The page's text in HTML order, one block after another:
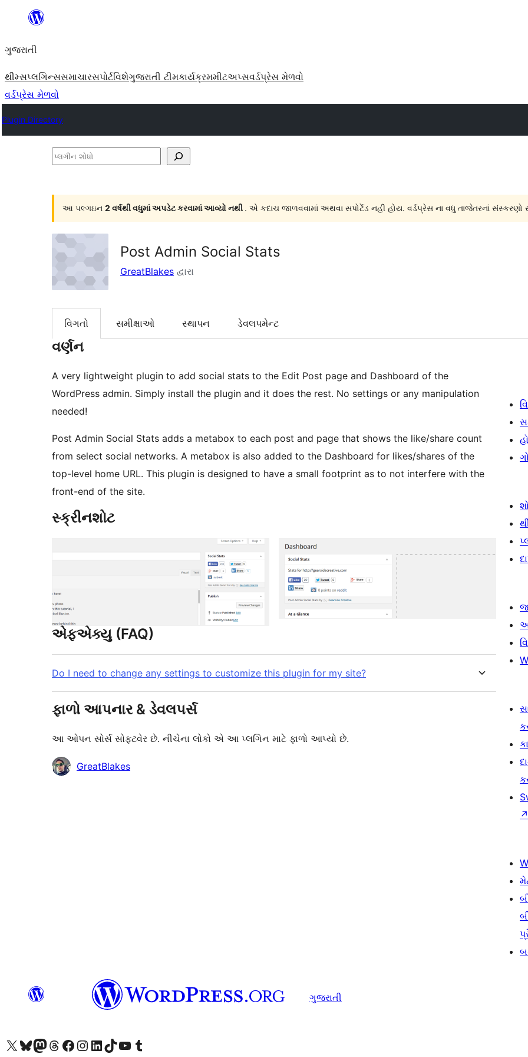
કંટેન્ટ(લખાણ)
જાઓ
ગુજરાતી
થીમ્સપ્લગિન્સસમાચારસપોર્ટવિશેગુજરાતી ટીમકાર્યક્રમમીટઅપ્સવર્ડપ્રેસ મેળવો
વર્ડપ્રેસ મેળવો
Plugin Directory
પ્લગીન
આ પલ્ગઇન 2 વર્ષથી વધુમાં અપડેટ કરવામાં આવ્યો નથી . એ કદાચ જાળવવામાં અથવા સપોર્ટેડ નહી હોય. વર્ડપ્રેસ ના વધુ તાજેતરનાં
Post Admin Social Stats
GreatBlakes દ્વારા
વિગતો સમીક્ષાઓ સ્થાપન ડેવલપમેન્ટ
વર્ણન
A very lightweight plugin to add social stats to the Edit Post page and Dashboard of the
WordPress admin. Simply install the plugin and it does the rest. No settings or any manipulation
needed!
Post Admin Social Stats adds a metabox to each post and page that shows the like/share count
from select social networks. A metabox is also added to the Dashboard for likes/shares of the
top-level home URL. This plugin is designed to have a small footprint as to not interfere with the
front-end of the site.
સ્ક્રીનશોટ
એફએક્યુ (FAQ)
Do I need to change any settings to customize this plugin for my site?
ફાળો આપનાર & ડેવલપર્સ
આ ઓપન સોર્સ સોફ્ટવેર છે. નીચેના લોકો એ આ પ્લગિન માટે ફાળો આપ્યો છે.
ફાળો
GreatBlakes
↗
ગુજરાતી
અમારા X (અગાઉ ટ્વિટર) એકાઉન્ટની મુલાકાત લોઅમારા Bluesky એકાઉન્ટની મુલાકાત લોઅમારા માસ્ટોડોન એકાઉન્ટની મુલાકાત લોઅમારા Threads એકાઉન્ટની મુલાકાત લો અમારા ફેસબુક પેજની મુલાકાત લોઅમારા ઇન્સ્ટાગ્રામ એકાઉન્ટની મુલાકાત લો અમારા LinkedIn એકાઉન્ટની મુલાકાત લોઅમારા TikTok એકાઉન્ટની મુલાકાત લોઅમારી YouTube ચેનલની મુલાકાત લો અમારા Tumblr એકાઉન્ટની મુલાકાત લો